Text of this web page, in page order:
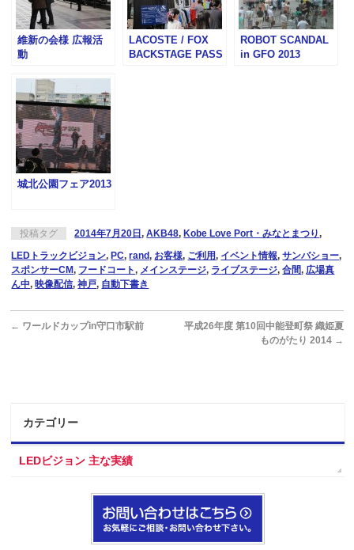
維新の会様 広報活
動
LACOSTE / FOX
BACKSTAGE PASS
ROBOT SCANDAL
in GFO 2013
城北公園フェア2013
投稿タグ 2014年7月20日,AKB48,Kobe Love Port・みなとまつり,
LEDトラックビジョン,PC,rand, お客様, ご利用, イベント情報,サンバショー,
スポンサーCM, フードコート, メインステージ, ライブステージ,合間, 広場真
ん中,映像配信,神戸, 自動下書き
← ワールドカップin守口市駅前
平成26年度 第10回中能登町祭 織姫夏
ものがたり 2014 →
カテゴリー
LEDビジョン 主な実績